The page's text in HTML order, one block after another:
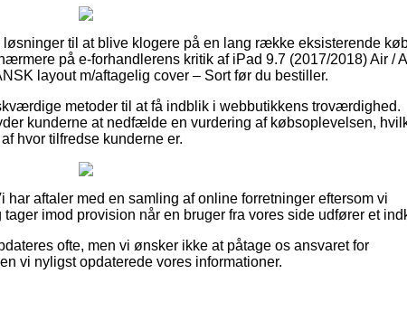
til at blive klogere på en lang række eksisterende
på e-forhandlerens kritik af iPad 9.7 (2017/2018) Air /
layout m/aftagelig cover – Sort før du bestiller.
metoder til at få indblik i webbutikkens troværdighed.
kunderne at nedfælde en vurdering af købsoplevelsen,
hvor tilfredse kunderne er.
aftaler med en samling af online forretninger eftersom vi
imod provision når en bruger fra vores side udfører et
ofte, men vi ønsker ikke at påtage os ansvaret for
vi nyligst opdaterede vores informationer.